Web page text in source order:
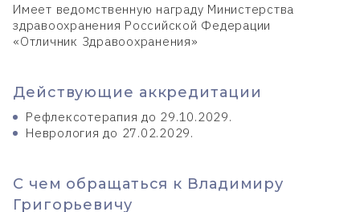
Имеет ведомственную награду Министерства
здравоохранения Российской Федерации
«Отличник Здравоохранения»
Действующие аккредитации
Рефлексотерапия до 29.10.2029.
Неврология до 27.02.2029.
С чем обращаться к Владимиру
Григорьевичу